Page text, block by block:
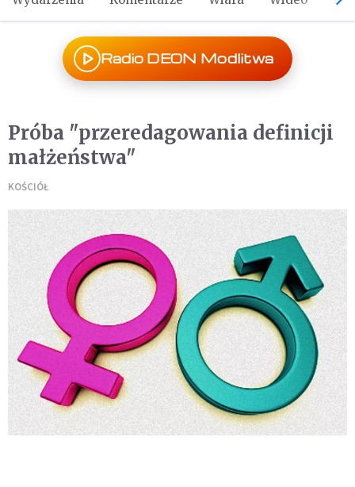
Radio DEON Modlitwa
Próba "przeredagowania definicji
małżeństwa"
KOŚCIÓŁ